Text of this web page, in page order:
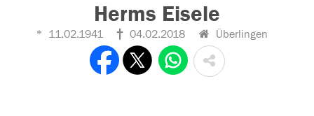
Herms Eisele
11.02.1941 04.02.2018 Überlingen